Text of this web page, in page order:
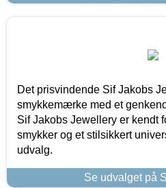
Det prisvindende Sif Jakobs
smykkemærke med et
Sif Jakobs Jewellery er kendt
smykker og et stilsikkert
udvalg.
Se udvalget på